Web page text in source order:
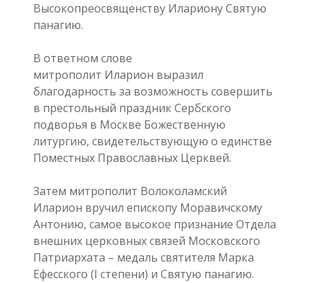
Высокопреосвященству Илариону Святую
панагию.
В ответном слове
митрополит Иларион выразил
благодарность за возможность совершить
в престольный праздник Сербского
подворья в Москве Божественную
литургию, свидетельствующую о единстве
Поместных Православных Церквей.
Затем митрополит Волоколамский
Иларион вручил епископу Моравичскому
Антонию, самое высокое признание Отдела
внешних церковных связей Московского
Патриархата – медаль святителя Марка
Ефесского (I степени) и Святую панагию.